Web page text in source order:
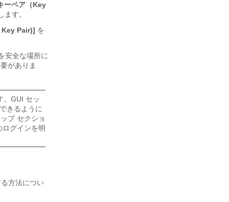
ーペア（Key
ます。
Key Pair)] を
安全な場所に
がありま
。GUI セッ
きるように
プ セクショ
グインを明
方法につい